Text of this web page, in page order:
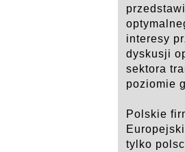
interesy
dyskusji
sektora
poziomie
Polskie
tylko